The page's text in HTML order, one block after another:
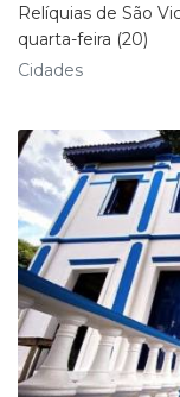
Relíquias de São
quarta-feira (20)
Cidades